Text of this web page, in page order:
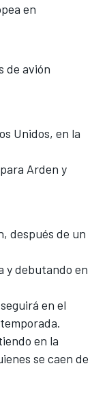
en
de avión
Unidos, en la
Arden y
después de un
ydebutando en
en el
en la
se caen de